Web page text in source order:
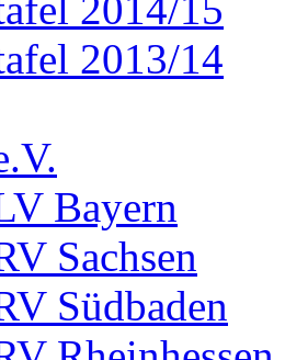
2013/14
Bayern
Sachsen
Südbaden